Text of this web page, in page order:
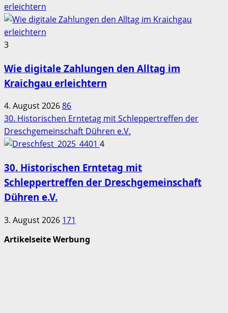
erleichtern
3
Wie digitale Zahlungen den Alltag im
Kraichgau erleichtern
4. August 202686
30. Historischen Erntetag mit Schleppertreffen der
Dreschgemeinschaft Dühren e.V.
4
30. Historischen Erntetag mit
Schleppertreffen der Dreschgemeinschaft
Dühren e.V.
3. August 2026 171
Artikelseite Werbung